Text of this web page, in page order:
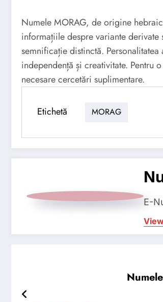
Numele MORAG, de origine
informațiile despre variante
semnificație distinctă.
independență și creativitate. Pentru
necesare cercetări suplimentare.
Etichetă MORAG
E-